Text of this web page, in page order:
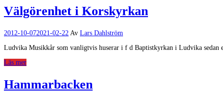
Välgörenhet i Korskyrkan
2012-10-072021-02-22 Av Lars Dahlström
Ludvika Musikkår som vanligtvis huserar i f d Baptistkyrkan i Ludvika
Läs mer
Hammarbacken